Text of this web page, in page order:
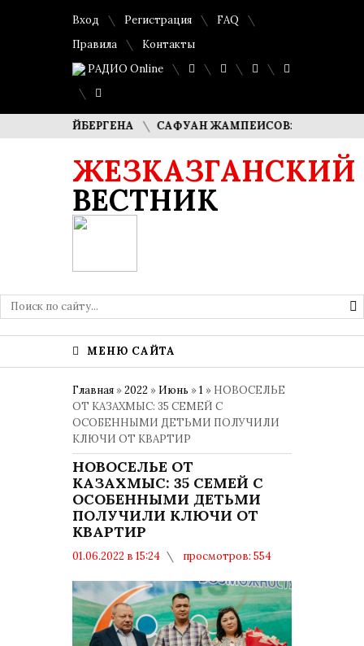
Вход Регистрация
FAQ
Правила
Контакты
РАДИО Online
САФУАН ЖАМПЕИСОВ: «МЫ ХОТИМ
ЖЕЗКАЗГАНСКИЙ
ВЕСТНИК
МЕНЮ САЙТА
Главная »2022 » Июнь »1 » НОВОСЕЛЬЕ
ОТ КАЗАХМЫС: 35 СЕМЕЙ С
ОСОБЕННЫМИ ДЕТЬМИ ПОЛУЧИЛИ
КЛЮЧИ ОТ КВАРТИР
НОВОСЕЛЬЕ ОТ
КАЗАХМЫС: 35 СЕМЕЙ С
ОСОБЕННЫМИ ДЕТЬМИ
ПОЛУЧИЛИ КЛЮЧИ ОТ
КВАРТИР
01.06.2022 в 15:24
просмотров: 554